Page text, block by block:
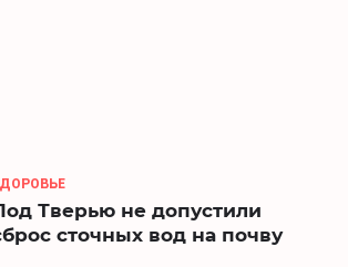
Тверью не допустили
сточных вод на почву